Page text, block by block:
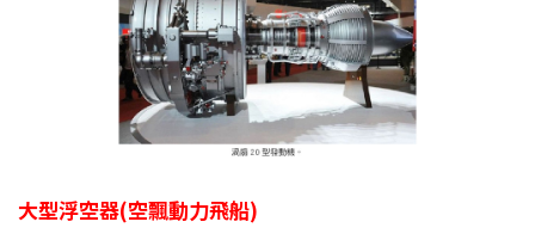
大型浮空器(空飄動力飛船)